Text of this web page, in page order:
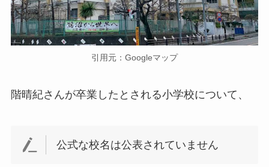
引用元：Googleマップ
階晴紀さんが卒業したとされる小学校について、
公式な校名は公表されていません